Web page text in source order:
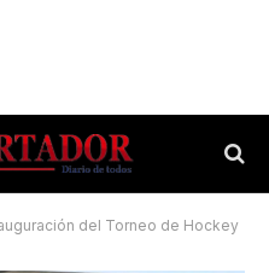
del Torneo de Hockey